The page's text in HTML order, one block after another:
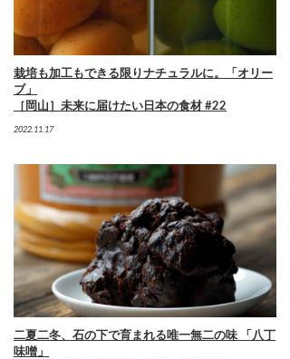
栽培も加工もできる限りナチュラルに。「オリー
ブ」
［岡山］未来に届けたい日本の食材 #22
2022.11.17
二夏二冬、石の下で育まれる唯一無二の味 「八丁
味噌」